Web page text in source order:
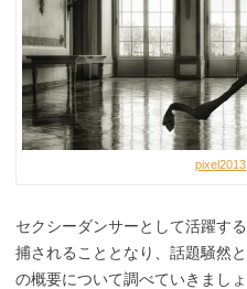
pixel2013
セクシーダンサーとして活躍す
捕されることとなり、話題騒然
の概要について調べていきましょ